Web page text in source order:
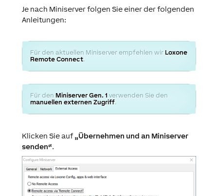
Je nach Miniserver folgen Sie einer der folgenden
Anleitungen:
Für den aktuellen Miniserver empfehlen wir Loxone
Remote Connect.
Für den Miniserver Gen. 1verwenden Sie den
manuellen externen Zugriff.
Klicken Sie auf „Übernehmen und an Miniserver
senden“.